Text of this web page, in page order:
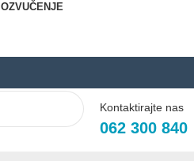
OZVUČENJE
Kontaktirajte nas
062 300 840